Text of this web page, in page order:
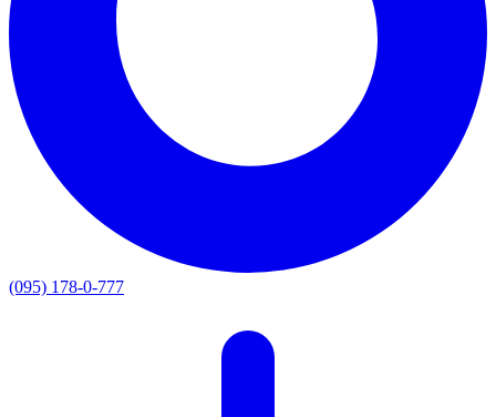
(095) 178-0-777